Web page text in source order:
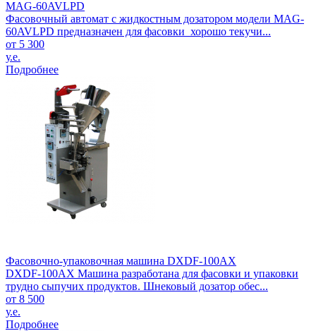
MAG-60AVLPD
Фасовочный автомат с жидкостным дозатором модели MAG-
60AVLPD предназначен для фасовки хорошо текучи...
от 5 300
у.е.
Подробнее
Фасовочно-упаковочная машина DXDF-100AX
DXDF-100AX Машина разработана для фасовки и упаковки
трудно сыпучих продуктов. Шнековый дозатор обес...
от 8 500
у.е.
Подробнее